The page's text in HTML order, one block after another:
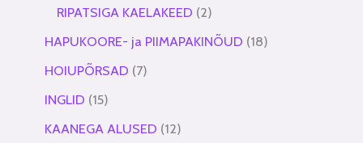
RIPATSIGA KAELAKEED 2
HAPUKOORE- ja PIIMAPAKINÕUD 18
HOIUPÕRSAD 7
INGLID 15
KAANEGA ALUSED 12